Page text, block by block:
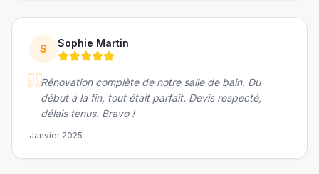
S Sophie Martin
Rénovation complète de notre salle de bain. Du
début à la fin, tout était parfait. Devis respecté,
délais tenus. Bravo !
Janvier 2025